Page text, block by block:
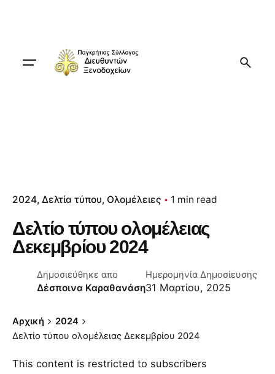
2024 Δελτία τύπου Ολομέλειες 1 min read
Δελτίο τύπου ολομέλειας
Δεκεμβρίου 2024
Δημοσιεύθηκε απο
Δέσποινα Καραθανάση
Ημερομηνία Δημοσίευσης
31 Μαρτίου, 2025
Αρχική
2024
Δελτίο τύπου ολομέλειας Δεκεμβρίου 2024
This content is restricted to subscribers